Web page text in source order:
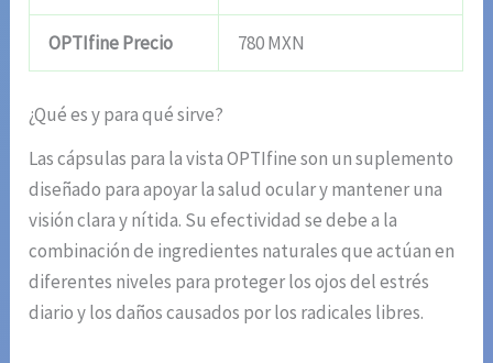
OPTIfine Precio 780 MXN
¿Qué es y para qué sirve?
Las cápsulas para la vista OPTIfine son un suplemento
diseñado para apoyar la salud ocular y mantener una
visión clara y nítida. Su efectividad se debe a la
combinación de ingredientes naturales que actúan en
diferentes niveles para proteger los ojos del estrés
diario y los daños causados por los radicales libres.